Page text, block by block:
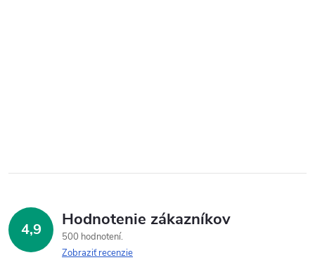
4,9 Hodnotenie zákazníkov
500 hodnotení
Zobraziť recenzie